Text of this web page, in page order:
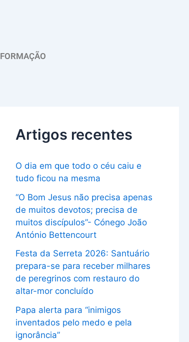
FORMAÇÃO
Artigos recentes
O dia em que todo o céu caiu e
tudo ficou na mesma
“O Bom Jesus não precisa apenas
de muitos devotos; precisa de
muitos discípulos”- Cónego João
António Bettencourt
Festa da Serreta 2026: Santuário
prepara-se para receber milhares
de peregrinos com restauro do
altar-mor concluído
Papa alerta para “inimigos
inventados pelo medo e pela
ignorância”
u